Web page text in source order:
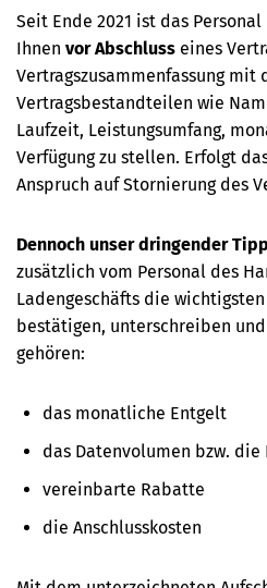
Seit Ende 2021 ist das
Ihnen vor Abschluss eines
Vertragszusammenfassung mit
Vertragsbestandteilen wie
Laufzeit, Leistungsumfang,
Verfügung zu stellen. Erfolgt
Anspruch auf Stornierung des
Dennoch unser dringender
zusätzlich vom Personal des
Ladengeschäfts die
bestätigen, unterschreiben
gehören:
das monatliche Entgelt
das Datenvolumen bzw. die
vereinbarte Rabatte
die Anschlusskosten